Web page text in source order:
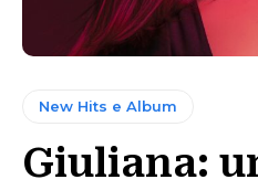
New Hits e Album
Giuliana: